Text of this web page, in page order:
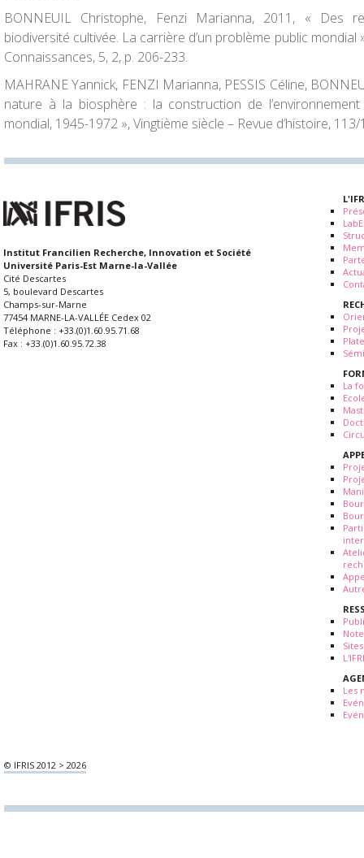
BONNEUIL Christophe, Fenzi Marianna, 2011, « Des
biodiversité cultivée. La carrière d’un problème public mondial
Connaissances, 5, 2, p. 206-233.
MAHRANE Yannick, FENZI Marianna, PESSIS Céline,
nature à la biosphère : la construction de
mondial, 1945-1972 »,Vingtième siècle – Revue d’histoire, 113/
Institut Francilien Recherche, Innovation et Société
Université Paris-Est Marne-la-Vallée
Cité Descartes
5, boulevard Descartes
Champs-sur-Marne
77454 MARNE-LA-VALLÉE Cedex 02
Téléphone : +33.(0)1.60.95.71.68
Fax : +33.(0)1.60.95.72.38
La
Les
© IFRIS 2012 > 2026